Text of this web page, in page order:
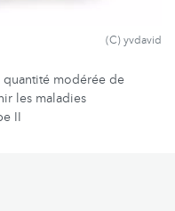
(C) yvdavid
quantité modérée de
les maladies
II